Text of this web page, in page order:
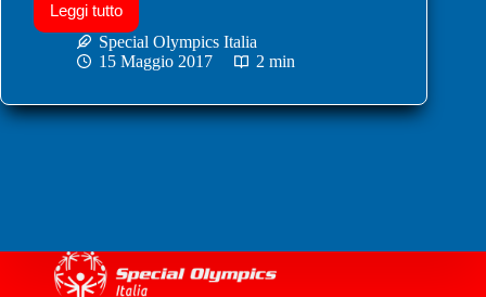
Leggi tutto
Special Olympics Italia
15 Maggio 2017
2 min